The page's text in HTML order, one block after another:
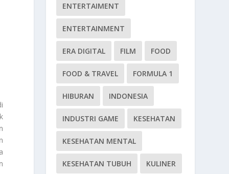
ENTERTAIMENT
ENTERTAINMENT
ERA DIGITAL FILM FOOD
FOOD & TRAVEL FORMULA 1
HIBURAN INDONESIA
INDUSTRI GAME KESEHATAN
KESEHATAN MENTAL
KESEHATAN TUBUH KULINER